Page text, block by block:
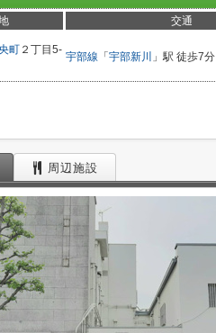
交通
町 ２丁目5-
宇部線 「 宇部新川 」駅 徒歩7分
周辺施設